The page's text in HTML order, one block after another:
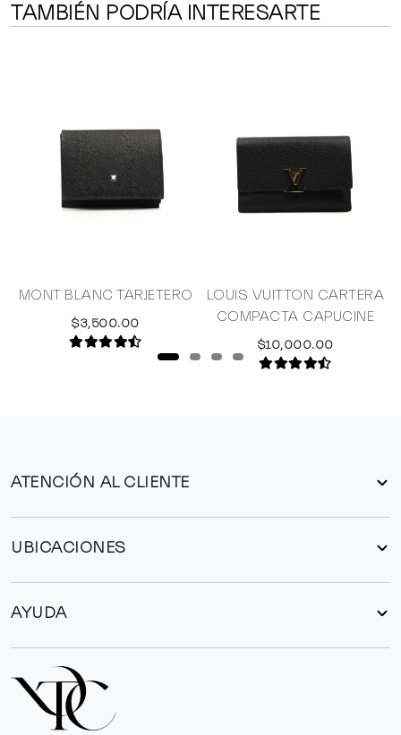
TAMBIÉN PODRÍA INTERESARTE
MONT BLANC TARJETERO
$3,500.00
LOUIS VUITTON CARTERA
COMPACTA CAPUCINE
$10,000.00
ATENCIÓN AL CLIENTE
UBICACIONES
AYUDA